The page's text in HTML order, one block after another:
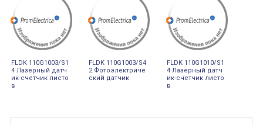
FLDK 110G1003/S1
4 Лазерный датч
ик-счетчик листо
в
FLDK 110G1003/S4
2 Фотоэлектриче
ский датчик
FLDK 110G1010/S1
4 Лазерный датч
ик-счетчик листо
в